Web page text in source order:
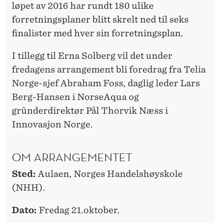
løpet av 2016 har rundt 180 ulike
forretningsplaner blitt skrelt ned til seks
finalister med hver sin forretningsplan.
I tillegg til Erna Solberg vil det under
fredagens arrangement bli foredrag fra Telia
Norge-sjef Abraham Foss, daglig leder Lars
Berg-Hansen i NorseAqua og
gründerdirektør Pål Thorvik Næss i
Innovasjon Norge.
OM ARRANGEMENTET
Sted: Aulaen, Norges Handelshøyskole
(NHH).
Dato: Fredag 21.oktober.